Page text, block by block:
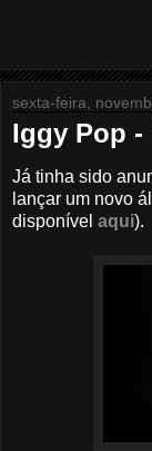
sexta-feira,
Iggy Pop -
Já tinha sido
lançar um novo
disponível aqui).